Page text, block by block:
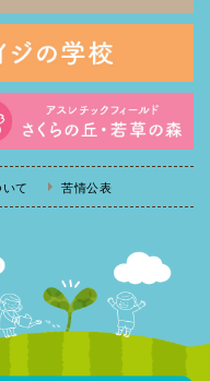
て 苦情公表